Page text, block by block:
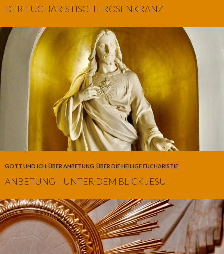
DER EUCHARISTISCHE ROSENKRANZ
GOTT UND ICH ÜBER ANBETUNG ÜBER DIE HEILIGE EUCHARISTIE
ANBETUNG – UNTER DEM BLICK JESU